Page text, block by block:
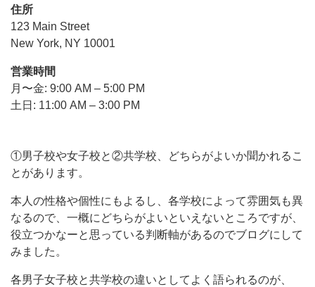
住所
123 Main Street
New York, NY 10001
営業時間
月〜金: 9:00 AM – 5:00 PM
土日: 11:00 AM – 3:00 PM
①男子校や女子校と②共学校、どちらがよいか聞かれるこ
とがあります。
本人の性格や個性にもよるし、各学校によって雰囲気も異
なるので、一概にどちらがよいといえないところですが、
役立つかなーと思っている判断軸があるのでブログにして
みました。
各男子女子校と共学校の違いとしてよく語られるのが、